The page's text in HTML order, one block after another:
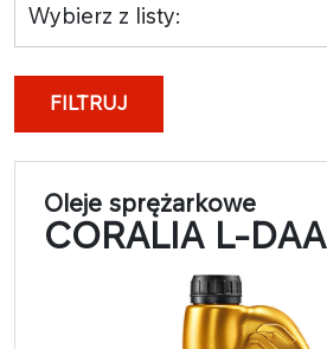
Wybierz z listy:
FILTRUJ
Oleje sprężarkowe
CORALIA L-DAA